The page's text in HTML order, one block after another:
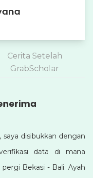
Cerita Setelah
GrabScholar
disibukkan dengan
data di mana
Bekasi - Bali. Ayah